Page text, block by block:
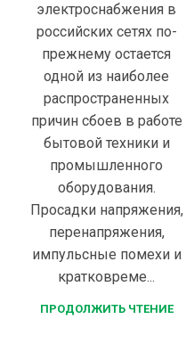
электроснабжения в
российских сетях по-
прежнему остается
одной из наиболее
распространенных
причин сбоев в работе
бытовой техники и
промышленного
оборудования.
Просадки напряжения,
перенапряжения,
импульсные помехи и
кратковреме...
ПРОДОЛЖИТЬ ЧТЕНИЕ